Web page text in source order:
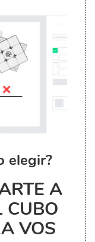
elegir?
A
CUBO
VOS